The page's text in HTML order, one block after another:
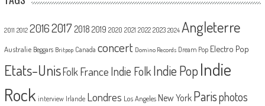
2011 2012 20162017 2018 2019 2020 2021 2022 2023 2024 Angleterre
Australie Beggars Britpop Canada concert Domino Records Dream Pop Electro Pop
Etats-UnisFolk France Indie Folk Indie PopIndie
Rock interview Irlande Londres Los Angeles New York Parisphotos